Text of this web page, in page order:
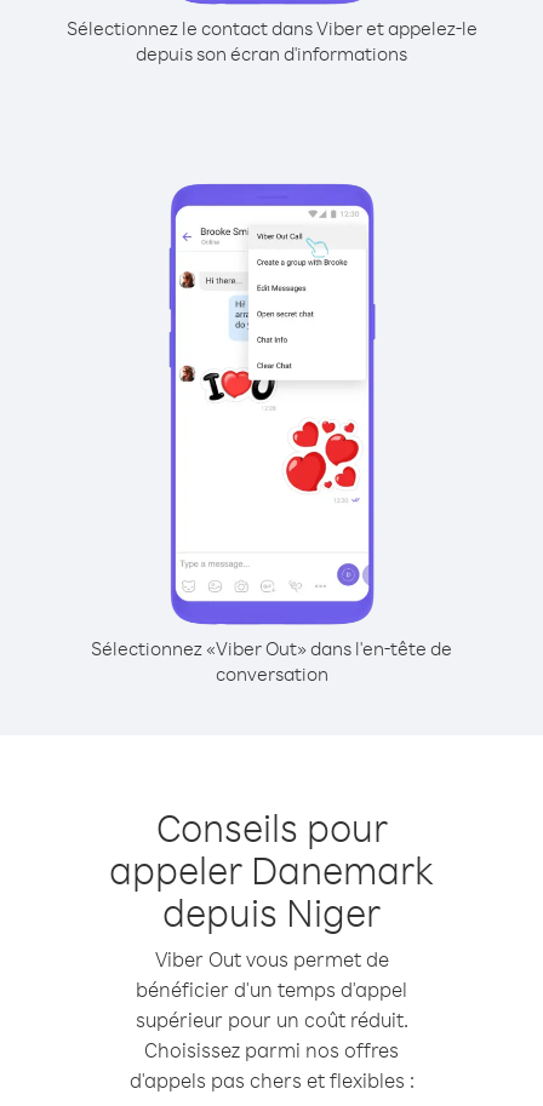
Sélectionnez le contact dans Viber et appelez-le
depuis son écran d'informations
Sélectionnez «Viber Out» dans l'en-tête de
conversation
Conseils pour
appeler Danemark
depuis Niger
Viber Out vous permet de
bénéficier d'un temps d'appel
supérieur pour un coût réduit.
Choisissez parmi nos offres
d'appels pas chers et flexibles :